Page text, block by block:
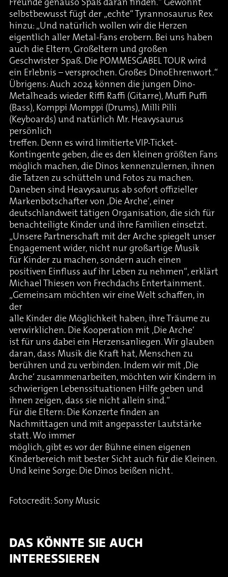
Freunde genauso Spaß daran finden.“ Gewohnt
selbstbewusst fügt der „echte“ Tyrannosaurus Rex
hinzu: „Und natürlich wollen wir die Herzen
eigentlich aller Metal-Fans erobern. Bei uns haben
auch die Eltern, Großeltern und großen
Geschwister Spaß. Die POMMESGABEL TOUR wird
ein Erlebnis – versprochen. Großes DinoEhrenwort.“
Übrigens: Auch 2024 können die jungen Dino-
Metalheads wieder Riffi Raffi (Gitarre), Muffi Puffi
(Bass), Komppi Momppi (Drums), Milli Pilli
(Keyboards) und natürlich Mr. Heavysaurus
persönlich
treffen. Denn es wird limitierte VIP-Ticket-
Kontingente geben, die es den kleinen größten Fans
möglich machen, die Dinos kennenzulernen, ihnen
die Tatzen zu schütteln und Fotos zu machen.
Daneben sind Heavysaurus ab sofort offizieller
Markenbotschafter von ‚Die Arche‘, einer
deutschlandweit tätigen Organisation, die sich für
benachteiligte Kinder und ihre Familien einsetzt.
„Unsere Partnerschaft mit der Arche spiegelt unser
Engagement wider, nicht nur großartige Musik
für Kinder zu machen, sondern auch einen
positiven Einfluss auf ihr Leben zu nehmen“, erklärt
Michael Thiesen von Frechdachs Entertainment.
„Gemeinsam möchten wir eine Welt schaffen, in
der
alle Kinder die Möglichkeit haben, ihre Träume zu
verwirklichen. Die Kooperation mit ‚Die Arche‘
ist für uns dabei ein Herzensanliegen. Wir glauben
daran, dass Musik die Kraft hat, Menschen zu
berühren und zu verbinden. Indem wir mit ‚Die
Arche‘ zusammenarbeiten, möchten wir Kindern in
schwierigen Lebenssituationen Hilfe geben und
ihnen zeigen, dass sie nicht allein sind.“
Für die Eltern: Die Konzerte finden an
Nachmittagen und mit angepasster Lautstärke
statt. Wo immer
möglich, gibt es vor der Bühne einen eigenen
Kinderbereich mit bester Sicht auch für die Kleinen.
Und keine Sorge: Die Dinos beißen nicht.
Fotocredit: Sony Music
DAS KÖNNTE SIE AUCH
INTERESSIEREN